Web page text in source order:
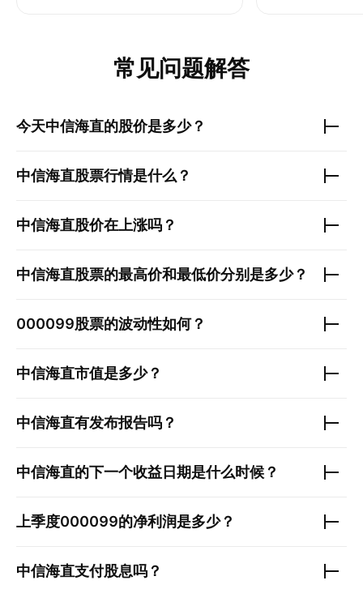
常见问题解答
今天中信海直的股价是多少？
中信海直股票行情是什么？
中信海直股价在上涨吗？
中信海直股票的最高价和最低价分别是多少？
000099股票的波动性如何？
中信海直市值是多少？
中信海直有发布报告吗？
中信海直的下一个收益日期是什么时候？
上季度000099的净利润是多少？
中信海直支付股息吗？